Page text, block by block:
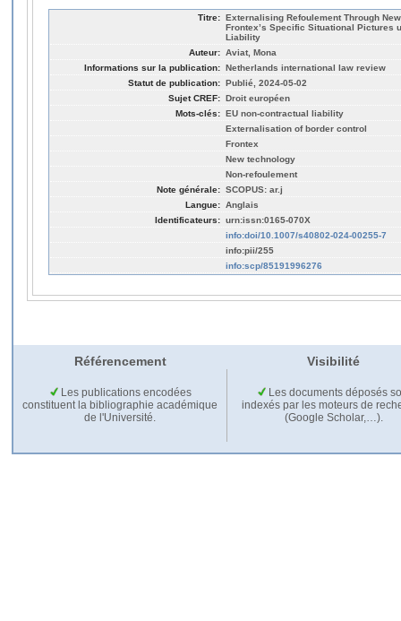
Titre: Externalising Refoulement Through
Frontex’s Specific Situational Pictures
Liability
Auteur: Aviat, Mona
Informations sur la publication: Netherlands international law review
Statut de publication: Publié, 2024-05-02
Sujet CREF: Droit européen
Mots-clés: EU non-contractual liability
Externalisation of border control
Frontex
New technology
Non-refoulement
Note générale: SCOPUS: ar.j
Langue: Anglais
Identificateurs: urn:issn:0165-070X
info:doi/10.1007/s40802-024-00255-7
info:pii/255
info:scp/85191996276
Référencement Visibilité
Les publications encodées
constituent la bibliographie académique
de l'Université.
Les documents déposés
indexés par les moteurs de
(Google Scholar,…).